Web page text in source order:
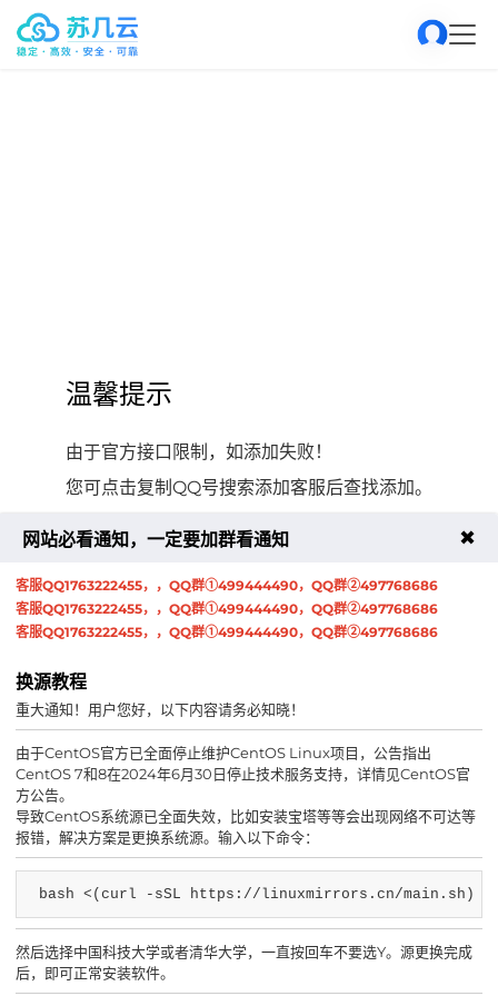
温馨提示
由于官方接口限制，如添加失败！
您可点击复制QQ号搜索添加客服后查找添加。
重试 点击复制客服QQ号
网站必看通知，一定要加群看通知 ✖
客服QQ1763222455，，QQ群①499444490，QQ群②497768686
客服QQ1763222455，，QQ群①499444490，QQ群②497768686
客服QQ1763222455，，QQ群①499444490，QQ群②497768686
换源教程
重大通知！用户您好，以下内容请务必知晓！
由于CentOS官方已全面停止维护CentOS Linux项目，公告指出
CentOS 7和8在2024年6月30日停止技术服务支持，详情见CentOS官
方公告。
导致CentOS系统源已全面失效，比如安装宝塔等等会出现网络不可达等
报错，解决方案是更换系统源。输入以下命令：
bash <(curl -sSL https://linuxmirrors.cn/main.sh)
然后选择中国科技大学或者清华大学，一直按回车不要选Y。源更换完成
后，即可正常安装软件。